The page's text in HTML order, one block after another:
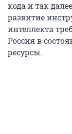
кода и так
развитие
интеллекта
Россия в
ресурсы.